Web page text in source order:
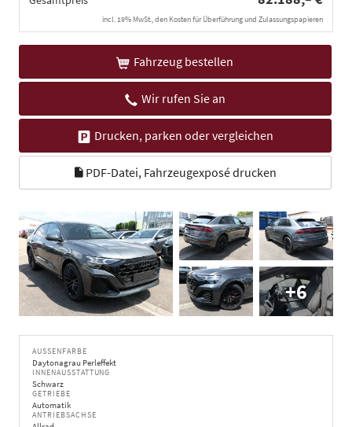
incl. 19% MwSt., den Kosten für Überführung und Zulassungspapieren
Fahrzeug bestellen
Wir rufen Sie an
Drucken, parken oder vergleichen
PDF-Datei, Fahrzeugexposé drucken
+6
AUSSENFARBE
Daytonagrau Perleffekt
INNENAUSSTATTUNG
Schwarz
GETRIEBE
Automatik
ANTRIEBSACHSE